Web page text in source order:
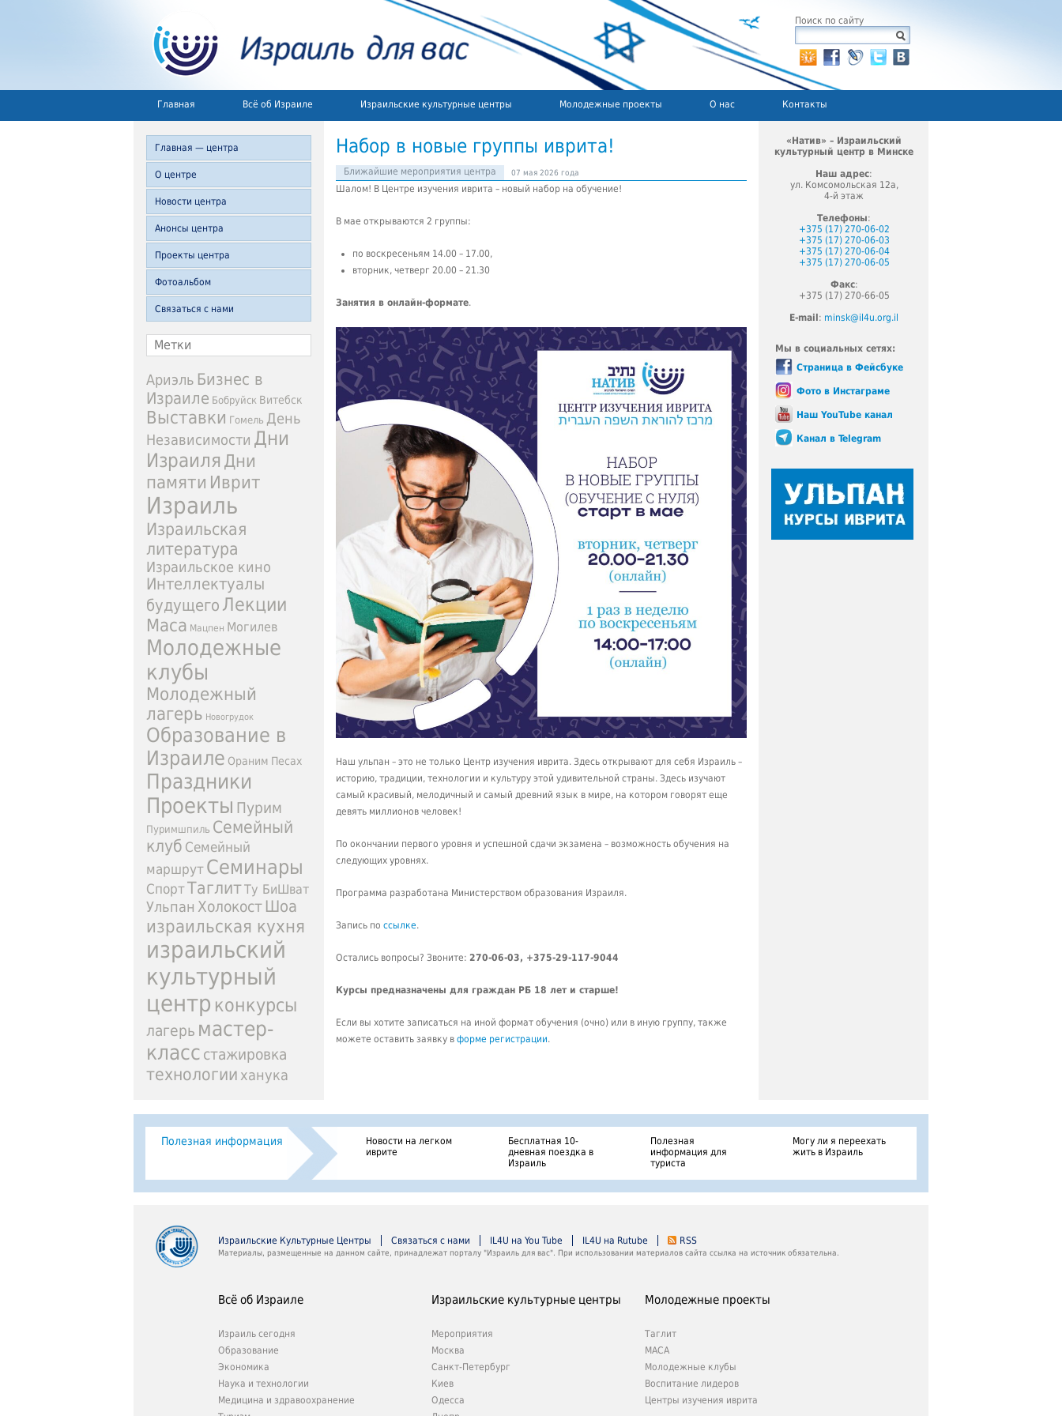
Поиск по сайту
Главная Всё об Израиле Израильские культурные центры Молодежные проекты О нас Контакты
Главная — центра
О центре
Новости центра
Анонсы центра
Проекты центра
Фотоальбом
Связаться с нами
Метки
Ариэль Бизнес в
Израиле Бобруйск Витебск
Выставки Гомель День
Независимости Дни
Израиля Дни
памяти Иврит
Израиль
Израильская
литература
Израильское кино
Интеллектуалы
будущего Лекции
Маса Мацпен Могилев
Молодежные
клубы
Молодежный
лагерь Новогрудок
Образование в
Израиле Ораним Песах
Праздники
Проекты Пурим
Пуримшпиль Семейный
клуб Семейный
маршрут Семинары
СпортТаглитТу БиШват
Ульпан Холокост Шоа
израильская кухня
израильский
культурный
центр конкурсы
лагерь мастер-
класс стажировка
технологии ханука
Набор в новые группы иврита!
Ближайшие мероприятия центра 07 мая 2026 года
Шалом! В Центре изучения иврита – новый набор на обучение!
В мае открываются 2 группы:
по воскресеньям 14.00 – 17.00,
вторник, четверг 20.00 – 21.30
Занятия в онлайн-формате.
Наш ульпан – это не только Центр изучения иврита. Здесь открывают для себя Израиль –
историю, традиции, технологии и культуру этой удивительной страны. Здесь изучают
самый красивый, мелодичный и самый древний язык в мире, на котором говорят еще
девять миллионов человек!
По окончании первого уровня и успешной сдачи экзамена – возможность обучения на
следующих уровнях.
Программа разработана Министерством образования Израиля.
Запись по ссылке.
Остались вопросы? Звоните: 270-06-03, +375-29-117-9044
Курсы предназначены для граждан РБ 18 лет и старше!
Если вы хотите записаться на иной формат обучения (очно) или в иную группу, также
можете оставить заявку в форме регистрации.
«Натив» – Израильский
культурный центр в Минске
Наш адрес:
ул. Комсомольская 12а,
4-й этаж
Телефоны:
+375 (17) 270-06-02
+375 (17) 270-06-03
+375 (17) 270-06-04
+375 (17) 270-06-05
Факс:
+375 (17) 270-66-05
E-mail : minsk@il4u.org.il
Мы в социальных сетях:
Страница в Фейсбуке
Фото в Инстаграме
Наш YouTube канал
Канал в Telegram
Полезная информация
Новости на легком
иврите
Бесплатная 10-
дневная поездка в
Израиль
Полезная
информация для
туриста
Могу ли я переехать
жить в Израиль
Израильские Культурные Центры Связаться с нами IL4U на You Tube IL4U на Rutube RSS
Материалы, размещенные на данном сайте, принадлежат порталу "Израиль для вас". При использовании материалов сайта ссылка на источник обязательна.
Всё об Израиле
Израиль сегодня
Образование
Экономика
Наука и технологии
Медицина и здравоохранение
Израильские культурные центры
Мероприятия
Москва
Санкт-Петербург
Киев
Одесса
Молодежные проекты
Таглит
МАСА
Молодежные клубы
Воспитание лидеров
Центры изучения иврита